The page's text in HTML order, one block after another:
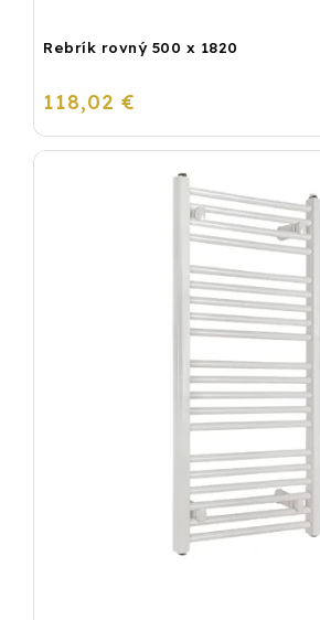
Rebrík rovný 500 x 1820
118,02 €